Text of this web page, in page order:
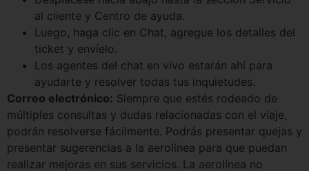
al cliente y Centro de ayuda.
Luego, haga clic en Chat, agregue los detalles del
ticket y envíelo.
Los agentes del chat en vivo estarán ahí para
ayudarte y resolver todas tus inquietudes.
Correo electrónico: Siempre que estés rodeado de
múltiples consultas y dudas relacionadas con el viaje,
podrán resolverse fácilmente. Podrás presentar quejas y
presentar sugerencias a la aerolínea para que puedan
realizar mejoras en sus servicios. La aerolínea no